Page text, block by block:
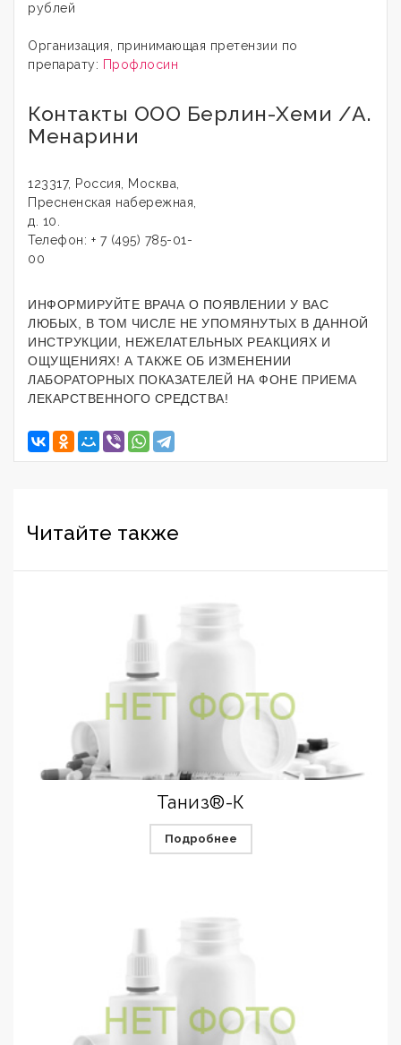
рублей
Организация, принимающая претензии по
препарату: Профлосин
Контакты ООО Берлин-Хеми /А.
Менарини
123317, Россия, Москва,
Пресненская набережная,
д. 10.
Телефон: + 7 (495) 785-01-
00
ИНФОРМИРУЙТЕ ВРАЧА О ПОЯВЛЕНИИ У ВАС
ЛЮБЫХ, В ТОМ ЧИСЛЕ НЕ УПОМЯНУТЫХ В ДАННОЙ
ИНСТРУКЦИИ, НЕЖЕЛАТЕЛЬНЫХ РЕАКЦИЯХ И
ОЩУЩЕНИЯХ! А ТАКЖЕ ОБ ИЗМЕНЕНИИ
ЛАБОРАТОРНЫХ ПОКАЗАТЕЛЕЙ НА ФОНЕ ПРИЕМА
ЛЕКАРСТВЕННОГО СРЕДСТВА!
Читайте также
Таниз®-К
Подробнее